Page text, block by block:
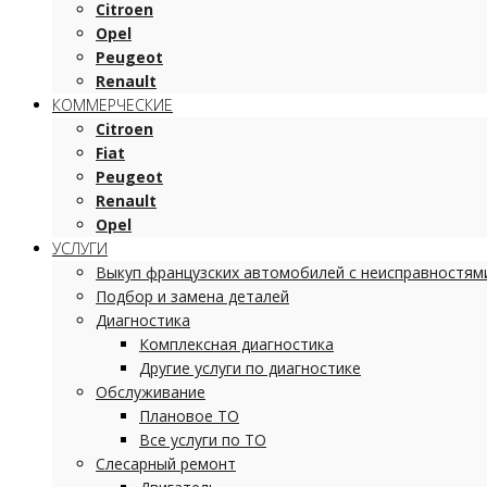
Citroen
Opel
Peugeot
Renault
КОММЕРЧЕСКИЕ
Citroen
Fiat
Peugeot
Renault
Opel
УСЛУГИ
Выкуп французских автомобилей с
Подбор и замена деталей
Диагностика
Комплексная диагностика
Другие услуги по диагностике
Обслуживание
Плановое ТО
Все услуги по ТО
Слесарный ремонт